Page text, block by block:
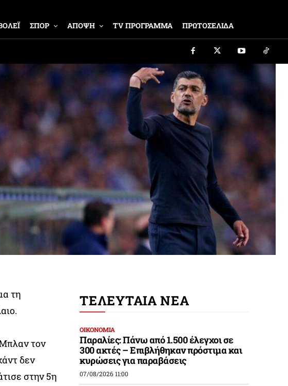
ΣΠΟΡ ΑΠΟΨΗ TV ΠΡΟΓΡΑΜΜΑ ΠΡΩΤΟΣΕΛΙΔΑ
τη
τον
δεν
στην 5η
ΤΕΛΕΥΤΑΙΑ ΝΕΑ
ΟΙΚΟΝΟΜΙΑ
Παραλίες: Πάνω από 1.500 έλεγχοι σε
300 ακτές – Επιβλήθηκαν πρόστιμα και
κυρώσεις για παραβάσεις
07/08/2026 11:00